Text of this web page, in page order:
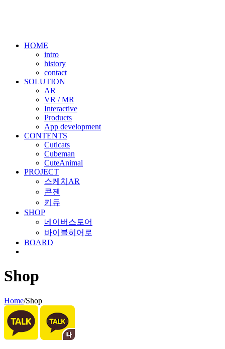
HOME
intro
history
contact
SOLUTION
AR
VR / MR
Interactive
Products
App development
CONTENTS
Cuticats
Cubeman
CuteAnimal
PROJECT
스케치AR
콘젠
키듀
SHOP
네이버스토어
바이블히어로
BOARD
Shop
Home/Shop